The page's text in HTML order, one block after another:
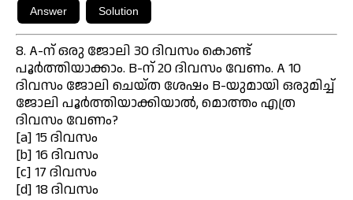
8. A-ന് ഒരു ജോലി 30 ദിവസം കൊണ്ട്
പൂർത്തിയാക്കാം. B-ന് 20 ദിവസം വേണം. A 10
ദിവസം ജോലി ചെയ്ത ശേഷം B-യുമായി ഒരുമിച്ച്
ജോലി പൂർത്തിയാക്കിയാൽ, മൊത്തം എത്ര
ദിവസം വേണം?
[a] 15 ദിവസം
[b] 16 ദിവസം
[c] 17 ദിവസം
[d] 18 ദിവസം